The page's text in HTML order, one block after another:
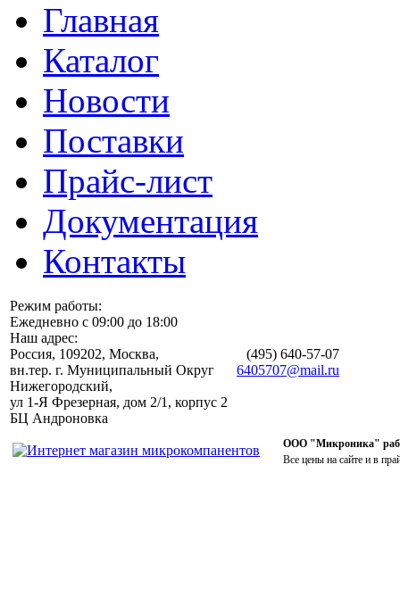
Главная
Каталог
Новости
Поставки
Прайс-лист
Документация
Контакты
Режим работы:
Ежедневно с 09:00 до 18:00
Наш адрес:
Россия, 109202, Москва,
вн.тер. г. Муниципальный Округ
Нижегородский,
ул 1-Я Фрезерная, дом 2/1, корпус 2
БЦ Андроновка
(495) 640-57-07
6405707@mail.ru
ООО "Микроника"
Все цены на сайте и в